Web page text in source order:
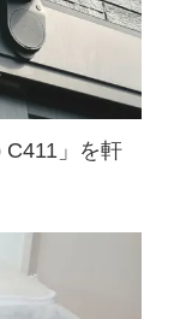
C411」を軒